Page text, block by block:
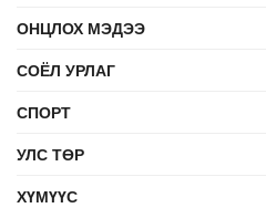
ОНЦЛОХ МЭДЭЭ
СОЁЛ УРЛАГ
СПОРТ
УЛС ТӨР
ХҮМҮҮС